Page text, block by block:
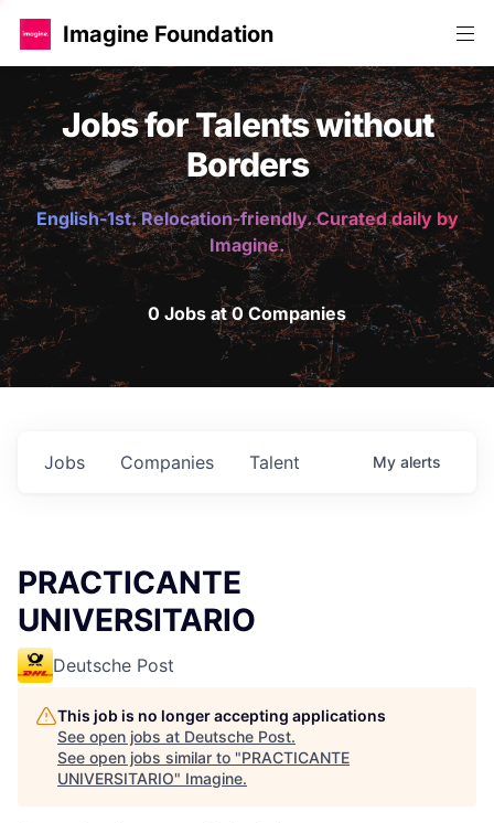
Imagine Foundation
Jobs for Talents without
Borders
English-1st. Relocation-friendly. Curated daily by
Imagine.
0 Jobs at 0 Companies
Jobs Companies Talent My alerts
PRACTICANTE
UNIVERSITARIO
Deutsche Post
This job is no longer accepting applications
See open jobs at Deutsche Post.
See open jobs similar to "PRACTICANTE
UNIVERSITARIO" Imagine.